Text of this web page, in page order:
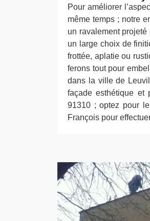
Pour améliorer
même temps ; notre
un ravalement
un large choix de
frottée, aplatie ou
ferons tout pour
dans la ville de
façade esthétique et
91310 ; optez pour
François pour